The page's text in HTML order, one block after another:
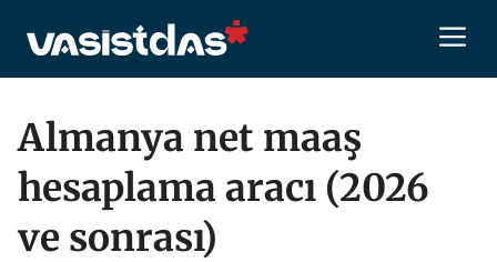
atla
Almanya net maaş
hesaplama aracı (2026
ve sonrası)